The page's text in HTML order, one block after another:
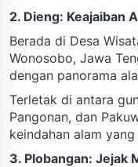
2. Dieng: Keajaiban
Berada di Desa
Wonosobo, Jawa
dengan panorama
Terletak di antara
Pangonan, dan
keindahan alam yang
3. Plobangan: Jejak